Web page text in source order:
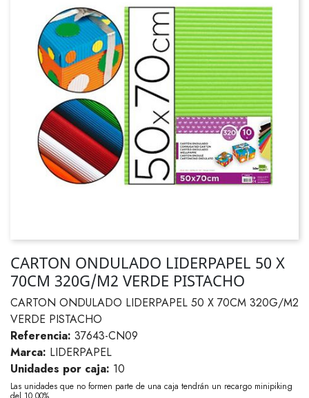
CARTON ONDULADO LIDERPAPEL 50 X
70CM 320G/M2 VERDE PISTACHO
CARTON ONDULADO LIDERPAPEL 50 X 70CM 320G/M2
VERDE PISTACHO
Referencia: 37643-CN09
Marca: LIDERPAPEL
Unidades por caja: 10
Las unidades que no formen parte de una caja tendrán un recargo minipiking